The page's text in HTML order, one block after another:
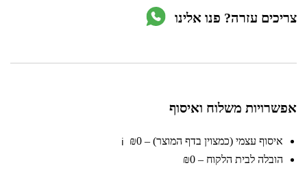
טיפות
טבעצריכים עזרה? פנו אלינו
אפשרויות משלוח ואיסוף
איסוף עצמי (כמצוין בדף המוצר) – ₪0 ℹ️
הובלה לבית הלקוח – ₪0